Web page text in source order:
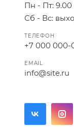
Пн - Пт: 9.00
Сб - Вс:
ТЕЛЕФОН
+7 000 000-
EMAIL
info@site.ru